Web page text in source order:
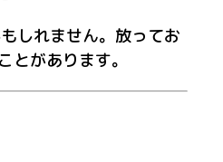
しれません。放ってお
があります。